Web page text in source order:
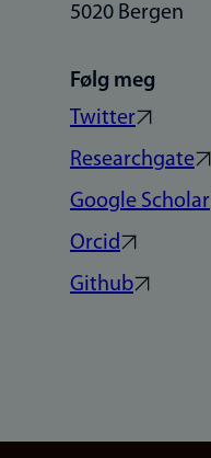
5020 Bergen
Følg meg
Twitter
Researchgate
Google Scholar
Orcid
Github